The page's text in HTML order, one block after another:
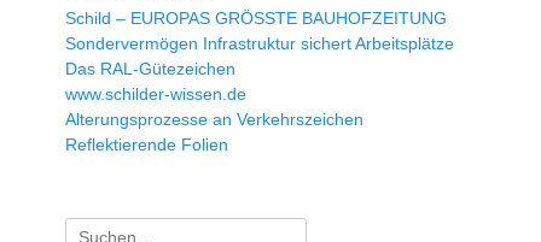
Schild – EUROPAS GRÖSSTE BAUHOFZEITUNG
Sondervermögen Infrastruktur sichert Arbeitsplätze
Das RAL-Gütezeichen
www.schilder-wissen.de
Alterungsprozesse an Verkehrszeichen
Reflektierende Folien
Suche